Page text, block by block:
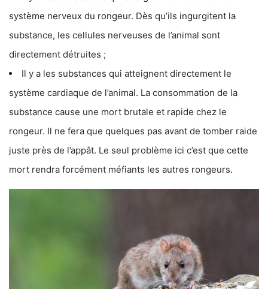
système nerveux du rongeur. Dès qu’ils ingurgitent la
substance, les cellules nerveuses de l’animal sont
directement détruites ;
Il y a les substances qui atteignent directement le
système cardiaque de l’animal. La consommation de la
substance cause une mort brutale et rapide chez le
rongeur. Il ne fera que quelques pas avant de tomber raide
juste près de l’appât. Le seul problème ici c’est que cette
mort rendra forcément méfiants les autres rongeurs.